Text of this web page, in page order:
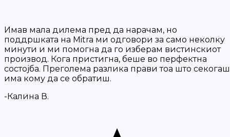
Имав мала дилема пред да нарачам, но
поддршката на Mitra ми одговори за само неколку
минути и ми помогна да го изберам вистинскиот
производ. Кога пристигна, беше во перфектна
состојба. Преголема разлика прави тоа што секогаш
има кому да се обратиш.
-Калина В.